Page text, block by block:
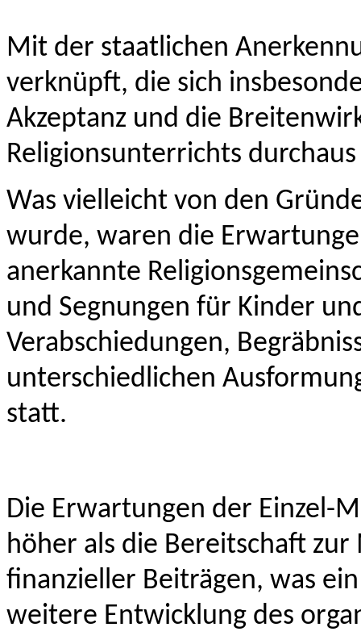
Mit der staatlichen
verknüpft, die sich
Akzeptanz und die
Religionsunterrichts
Was vielleicht von den
wurde, waren die
anerkannte
und Segnungen für Kinder
Verabschiedungen,
unterschiedlichen
statt.
Die Erwartungen der Einzel-
höher als die Bereitschaft
finanzieller Beiträgen, was
weitere Entwicklung des